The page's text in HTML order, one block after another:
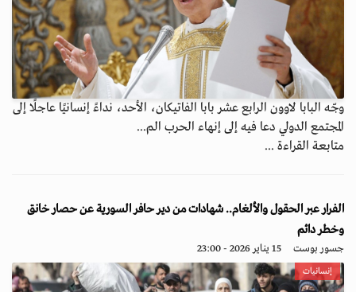
وجّه البابا لاوون الرابع عشر بابا الفاتيكان، الأحد، نداءً إنسانيًا عاجلًا إلى
المجتمع الدولي دعا فيه إلى إنهاء الحرب الم...
متابعة القراءة ...
الفرار عبر الحقول والألغام.. شهادات من دير حافر السورية عن حصار خانق
وخطر دائم
جسور بوست 15 يناير 2026 - 23:00
إنسانيات